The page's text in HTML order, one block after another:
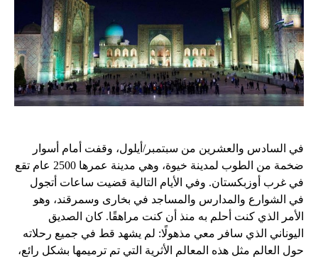
في السادس والعشرين من سبتمبر/أيلول، وقفت أمام أسوار
ضخمة من الطوب لمدينة خيوة، وهي مدينة عمرها 2500 عام تقع
في غرب أوزبكستان. وفي الأيام التالية قضيت ساعات أتجول
في الشوارع والمدارس والمساجد في بخارى وسمرقند، وهو
الأمر الذي كنت أحلم به منذ أن كنت مراهقًا. كان الصديق
اليوناني الذي سافر معي مذهولًا: لم يشهد قط في جميع رحلاته
حول العالم مثل هذه المعالم الأثرية التي تم ترميمها بشكل رائع،